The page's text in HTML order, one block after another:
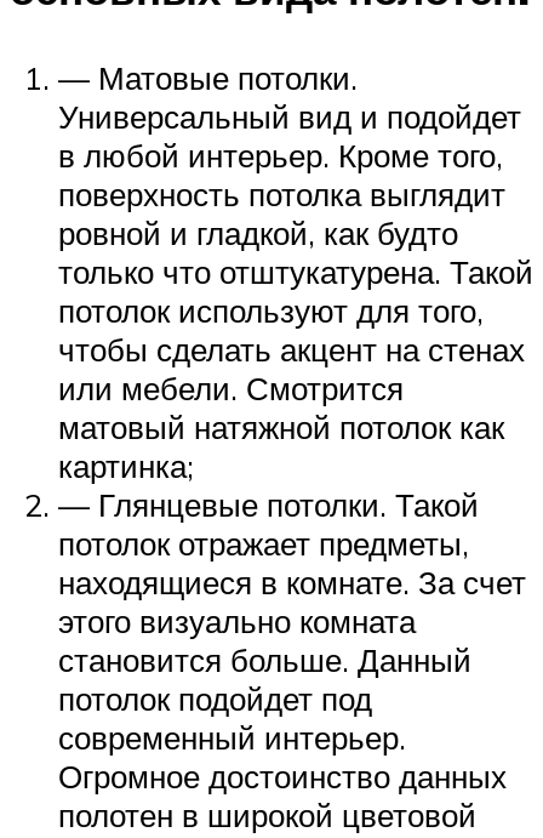
— Матовые потолки.
Универсальный вид и подойдет
в любой интерьер. Кроме того,
поверхность потолка выглядит
ровной и гладкой, как будто
только что отштукатурена. Такой
потолок используют для того,
чтобы сделать акцент на стенах
или мебели. Смотрится
матовый натяжной потолок как
картинка;
— Глянцевые потолки. Такой
потолок отражает предметы,
находящиеся в комнате. За счет
этого визуально комната
становится больше. Данный
потолок подойдет под
современный интерьер.
Огромное достоинство данных
полотен в широкой цветовой